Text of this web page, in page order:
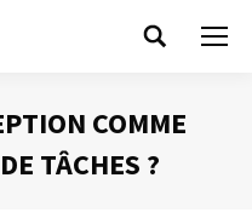
Search:
COMME
TÂCHES ?